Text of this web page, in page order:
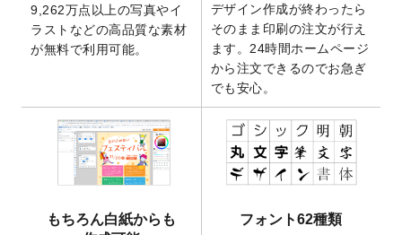
開いたしました。
2025/9/30
【新商品】クリアファイルバッグ が作成で
きるようになりました！
2026年午年の年賀状デザインテンプレート
を公開いたしました。
2025/9/10
喪中はがき・寒中見舞いのデザインテンプ
レートを公開いたしました。
2025/8/1
9,160万点以上の写真やイラスト素材が無料
2025/7/30
キャンバスプリントのデザインテンプレー
9,262万点以上の写真やイ
ラストなどの高品質な素材
が無料で利用可能。
デザイン作成が終わったら
そのまま印刷の注文が行え
ます。24時間ホームページ
から注文できるのでお急ぎ
でも安心。
もちろん白紙からも
フォント62種類